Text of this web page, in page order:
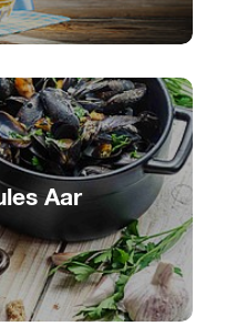
Aar
sur l’Aar